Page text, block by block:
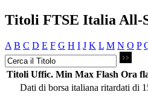
Titoli FTSE Italia All-
A B C D E F G H I J K L M N O P
Titoli Uffic. Min Max Flash Ora
Dati di borsa italiana ritardati di